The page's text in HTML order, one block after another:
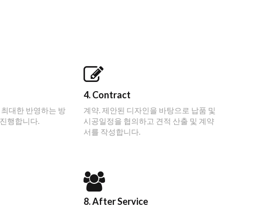
대한 반영하는 방
행합니다.
4. Contract
계약. 제안된 디자인을 바탕으로 납품 및
시공일정을 협의하고 견적 산출 및 계약
서를 작성합니다.
8. After Service